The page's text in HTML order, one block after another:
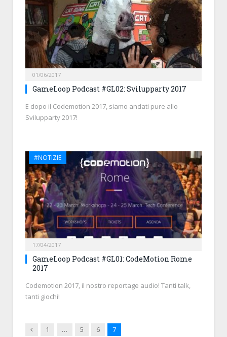
01/06/2017
GameLoop Podcast #GL02: Svilupparty 2017
E dopo il Codemotion 2017, siamo andati pure allo
Svilupparty 2017!
#NOTIZIE
17/04/2017
GameLoop Podcast #GL01: CodeMotion Rome
2017
Codemotion 2017, il nostro reportage audio! Tanti talk,
tanti giochi!
Previous
1 … 5 6 7